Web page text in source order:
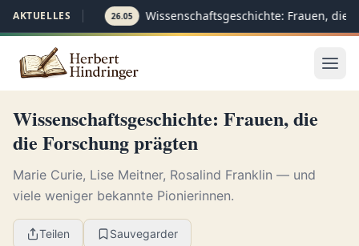
AKTUELLES 26.05 Wissenschaftsgeschichte: Frauen, die
Wissenschaftsgeschichte: Frauen, die
die Forschung prägten
Marie Curie, Lise Meitner, Rosalind Franklin — und
viele weniger bekannte Pionierinnen.
Teilen Sauvegarder